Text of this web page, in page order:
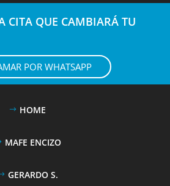
CITA QUE CAMBIARÁ TU
POR WHATSAPP
HOME
MAFE ENCIZO
GERARDO S.